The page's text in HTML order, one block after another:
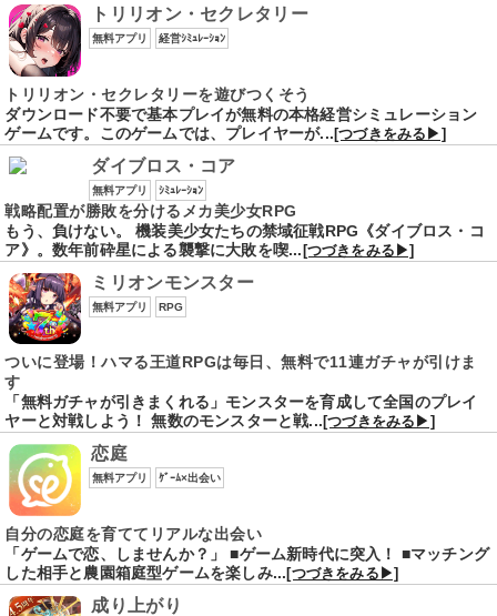
トリリオン・セクレタリー
無料アプリ 経営ｼﾐｭﾚｰｼｮﾝ
トリリオン・セクレタリーを遊びつくそう
ダウンロード不要で基本プレイが無料の本格経営シミュレーション
ゲームです。このゲームでは、プレイヤーが...[つづきをみる▶]
ダイブロス・コア
無料アプリ ｼﾐｭﾚｰｼｮﾝ
戦略配置が勝敗を分けるメカ美少女RPG
もう、負けない。 機装美少女たちの禁域征戦RPG《ダイブロス・コ
ア》。数年前砕星による襲撃に大敗を喫... [つづきをみる▶]
ミリオンモンスター
無料アプリ RPG
ついに登場！ハマる王道RPGは毎日、無料で11連ガチャが引けま
す
「無料ガチャが引きまくれる」モンスターを育成して全国のプレイ
ヤーと対戦しよう！ 無数のモンスターと戦...[つづきをみる▶]
恋庭
無料アプリ ｹﾞｰﾑ×出会い
自分の恋庭を育ててリアルな出会い
「ゲームで恋、しませんか？」 ■ゲーム新時代に突入！ ■マッチング
した相手と農園箱庭型ゲームを楽しみ...[つづきをみる▶]
成り上がり